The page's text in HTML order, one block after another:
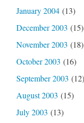
January 2004(13)
December 2003 (15)
November 2003 (18)
October 2003 (16)
September 2003 (12)
August 2003 (15)
July 2003 (13)